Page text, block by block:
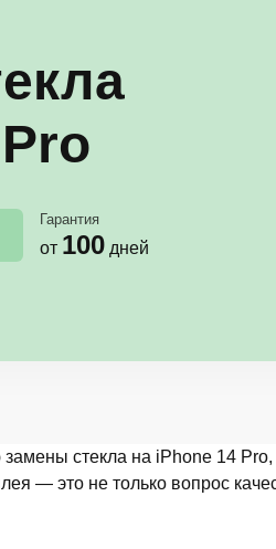
Гарантия
от 100 дней
стекла на iPhone 14
— это не только вопрос